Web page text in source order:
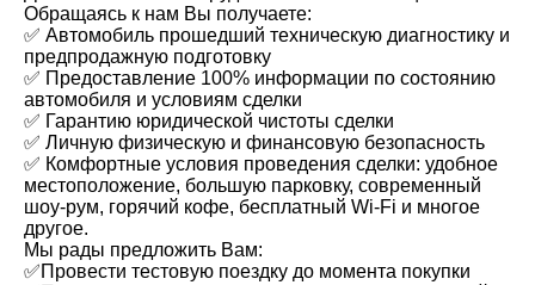
Обращаясь к нам Вы получаете:
✅ Автомобиль прошедший техническую диагностику и
предпродажную подготовку
✅ Предоставление 100% информации по состоянию
автомобиля и условиям сделки
✅ Гарантию юридической чистоты сделки
✅ Личную физическую и финансовую безопасность
✅ Комфортные условия проведения сделки: удобное
местоположение, большую парковку, современный
шоу-рум, горячий кофе, бесплатный Wi-Fi и многое
другое.
Мы рады предложить Вам:
✅Провести тестовую поездку до момента покупки